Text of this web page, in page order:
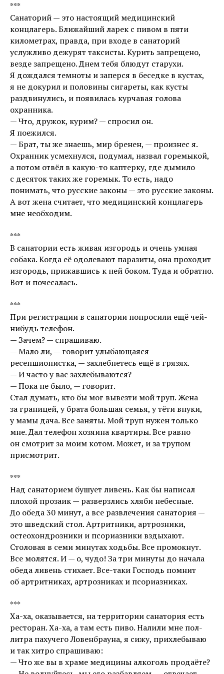
***
Санаторий — это настоящий медицинский
концлагерь. Ближайший ларек с пивом в пяти
километрах, правда, при входе в санаторий
услужливо дежурят таксисты. Курить запрещено,
везде запрещено. Днем тебя блюдут старухи.
Я дождался темноты и заперся в беседке в кустах,
я не докурил и половины сигареты, как кусты
раздвинулись, и появилась курчавая голова
охранника.
— Что, дружок, курим? — спросил он.
Я поежился.
— Брат, ты же знаешь, мир бренен, — произнес я.
Охранник усмехнулся, подумал, назвал горемыкой,
а потом отвёл в какую-то каптерку, где дымило
с десяток таких же горемык. То есть, надо
понимать, что русские законы — это русские законы.
А вот жена считает, что медицинский концлагерь
мне необходим.
***
В санатории есть живая изгородь и очень умная
собака. Когда её одолевают паразиты, она проходит
изгородь, прижавшись к ней боком. Туда и обратно.
Вот и почесалась.
***
При регистрации в санатории попросили ещё чей-
нибудь телефон.
— Зачем? — спрашиваю.
— Мало ли, — говорит улыбающаяся
ресепшионистка, — захлебнетесь ещё в грязях.
— И часто у вас захлебываются?
— Пока не было, — говорит.
Стал думать, кто бы мог вывезти мой труп. Жена
за границей, у брата большая семья, у тёти внуки,
у мамы дача. Все заняты. Мой труп нужен только
мне. Дал телефон хозяина квартиры. Все равно
он смотрит за моим котом. Может, и за трупом
присмотрит.
***
Над санаторием бушует ливень. Как бы написал
плохой прозаик — разверзлись хляби небесные.
До обеда 30 минут, а все развлечения санатория —
это шведский стол. Артритники, артрозники,
остеохондрозники и псориазники вздыхают.
Столовая в семи минутах ходьбы. Все промокнут.
Все молятся. И — о, чудо! За три минуты до начала
обеда ливень стихает. Все-таки Господь помнит
об артритниках, артрозниках и псориазниках.
***
Ха-ха, оказывается, на территории санатория есть
ресторан. Ха-ха, а там есть пиво. Налили мне пол-
литра пахучего Ловенбрауна, я сижу, прихлебываю
и так хитро спрашиваю:
— Что же вы в храме медицины алкоголь продаёте?